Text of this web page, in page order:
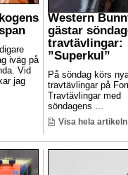
iväg på
Vid
jag
Western
gästar
travtävlingar:
”Superkul”
På söndag körs
travtävlingar på
Travtävlingar med
söndagens ...
Visa hela artikeln